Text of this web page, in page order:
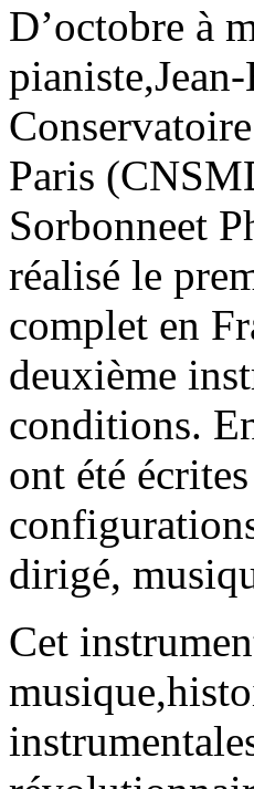
D’octobre à
Paris
Sorbonneet
réalisé le
complet en
deuxième
conditions.
ont été
dirigé,
Cet